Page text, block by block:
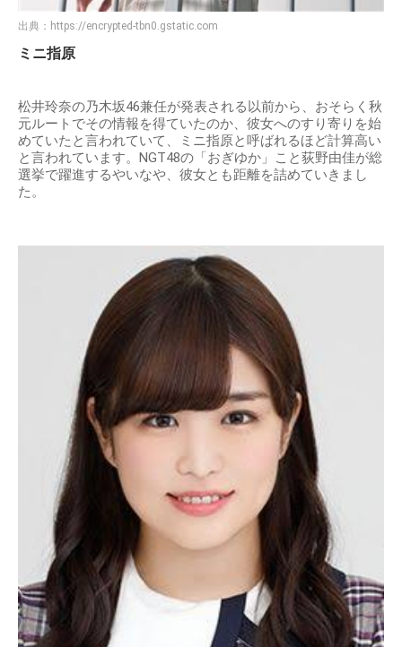
出典： https://encrypted-tbn0.gstatic.com
ミニ指原
松井玲奈の乃木坂46兼任が発表される以前から、おそらく秋
元ルートでその情報を得ていたのか、彼女へのすり寄りを始
めていたと言われていて、ミニ指原と呼ばれるほど計算高い
と言われています。NGT48の「おぎゆか」こと荻野由佳が総
選挙で躍進するやいなや、彼女とも距離を詰めていきまし
た。